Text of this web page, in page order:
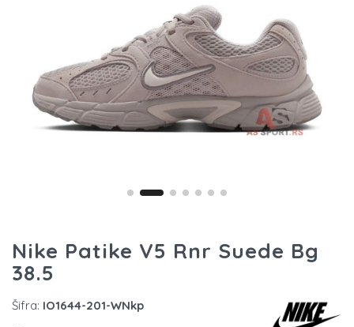
Nike Patike V5 Rnr Suede Bg
38.5
Šifra: IO1644-201-WNkp